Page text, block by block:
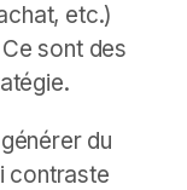
etc.)
sont des
du
contraste